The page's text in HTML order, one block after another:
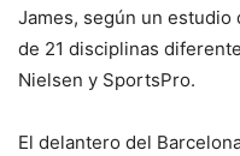
James, según un estudio
de 21 disciplinas
Nielsen y SportsPro.
El delantero del